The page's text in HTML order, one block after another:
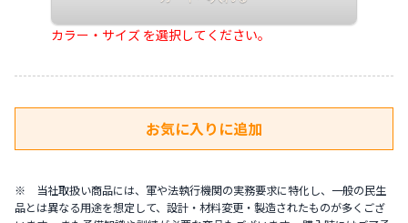
カラー・サイズ を選択してください。
※ 当社取扱い商品には、軍や法執行機関の実務要求に特化し、一般の民生
品とは異なる用途を想定して、設計・材料変更・製造されたものが多くござ